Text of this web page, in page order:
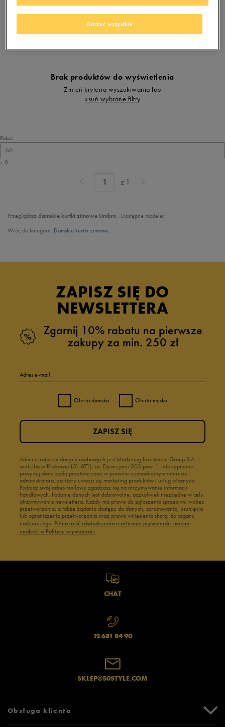
Brak produktów do wyświetlenia
Zmień kryteria wyszukiwania lub
usuń wybrane filtry
Pokaż
60
z 0
z 1
Przeglądasz damskie kurtki zimowe Umbro . Dostępne modele:
Wróć do kategorii: Damskie kurtki zimowe
ZAPISZ SIĘ DO
NEWSLETTERA
Zgarnij 10% rabatu na pierwsze
zakupy za min. 250 zł
Adres e-mail
Oferta damska Oferta męska
Administratorem danych osobowych jest Marketing Investment Group S.A. z
siedzibą w Krakowie (31-871), os. Dywizjonu 303 paw. 1, udostępnione
powyżej dane będą przetwarzane w prawnie uzasadnionym interesie
administratora, za który uważa się marketing produktów i usług własnych.
Podając swój adres mailowy zgadzasz się na otrzymywanie informacji
handlowych. Podanie danych jest dobrowolne, aczkolwiek niezbędne w celu
otrzymywania newslettera. Każdy ma prawo do zgłoszenia sprzeciwu wobec
przetwarzania, a także żądania dostępu do danych, sprostowania, usunięcia
lub ograniczenia przetwarzania oraz prawo wniesienia skargi do organu
nadzorczego. Pełną treść oświadczenia o ochronie prywatności można
znaleźć w Polityce prywatności.
ZAPISZ SIĘ
CHAT
12 681 84 90
SKLEP@50STYLE.COM
Obsługa klienta
Odrzuć wszystkie